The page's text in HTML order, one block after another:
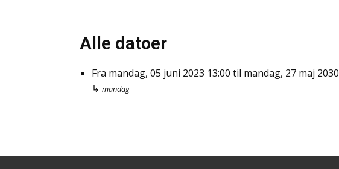
Alle datoer
Fra mandag, 05 juni 2023 13:00 til mandag, 27 maj 2030
↳ mandag